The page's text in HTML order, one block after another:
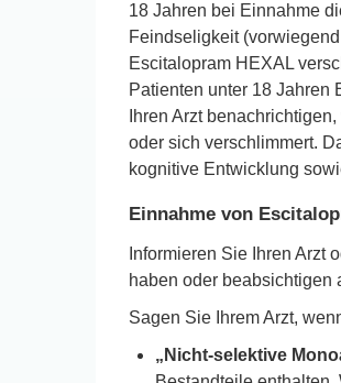
18 Jahren bei Einnahme
Feindseligkeit
Escitalopram HEXAL
Patienten unter 18 Jahren
Ihren Arzt
oder sich verschlimmert.
kognitive Entwicklung
Einnahme von
Informieren Sie Ihren Arzt
haben oder beabsichtigen
Sagen Sie Ihrem Arzt,
„Nicht-selektive